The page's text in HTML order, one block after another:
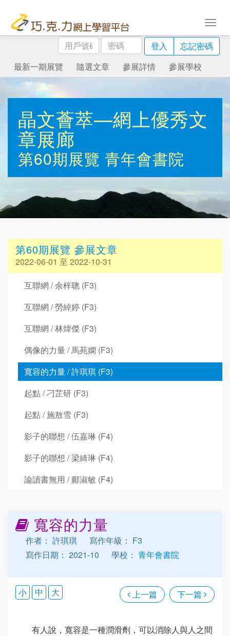
用
戶
號
碼
密
碼
登入
忘記密碼
最新一期展覽
隨選文章 參展詳情 參展學校
晶文薈萃—網上優秀文
章展廊
第60期展覽 青年會書院
第60期展覽 參展文章
2022-06-01 至 2022-10-31
互聯網 / 余梓聰 (F3)
互聯網 / 勞綽婷 (F3)
互聯網 / 林煒傑 (F3)
偶像的力量 / 馬苑嫻 (F3)
寬容的力量 / 許琪琪 (F3)
起點 / 刁芷研 (F3)
起點 / 施敖雪 (F3)
影子的聯想 / 伍嘉琳 (F4)
影子的聯想 / 梁綺琳 (F4)
論讀書無用 / 鄺淑敏 (F4)
寬容的力量
作者： 許琪琪
寫作年級： F3
寫作日期： 2021-10
學校： 青年會書院
上一篇 下一篇
小 中 大
有人說，寬容是一種潤滑劑，可以消除人與人之間